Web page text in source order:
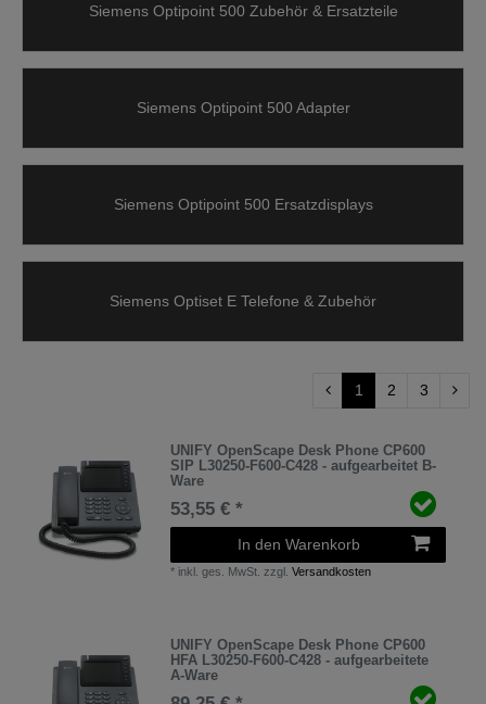
Siemens Optipoint 500 Zubehör & Ersatzteile
Siemens Optipoint 500 Adapter
Siemens Optipoint 500 Ersatzdisplays
Siemens Optiset E Telefone & Zubehör
1 2 3
UNIFY OpenScape Desk Phone CP600
SIP L30250-F600-C428 - aufgearbeitet B-
Ware
53,55 € *
In den Warenkorb
* inkl. ges. MwSt. zzgl.Versandkosten
UNIFY OpenScape Desk Phone CP600
HFA L30250-F600-C428 - aufgearbeitete
A-Ware